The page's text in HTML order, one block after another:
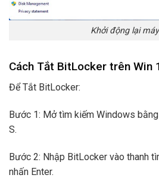
Khởi động lại
Cách Tắt BitLocker trên Win
Để Tắt BitLocker:
Bước 1: Mở tìm kiếm Windows
S.
Bước 2: Nhập BitLocker vào thanh
nhấn Enter.